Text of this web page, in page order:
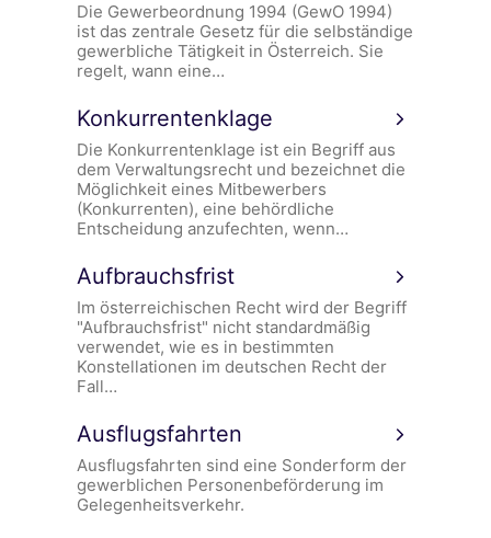
Die Gewerbeordnung 1994 (GewO 1994)
ist das zentrale Gesetz für die selbständige
gewerbliche Tätigkeit in Österreich. Sie
regelt, wann eine…
Konkurrentenklage
Die Konkurrentenklage ist ein Begriff aus
dem Verwaltungsrecht und bezeichnet die
Möglichkeit eines Mitbewerbers
(Konkurrenten), eine behördliche
Entscheidung anzufechten, wenn…
Aufbrauchsfrist
Im österreichischen Recht wird der Begriff
"Aufbrauchsfrist" nicht standardmäßig
verwendet, wie es in bestimmten
Konstellationen im deutschen Recht der
Fall…
Ausflugsfahrten
Ausflugsfahrten sind eine Sonderform der
gewerblichen Personenbeförderung im
Gelegenheitsverkehr.